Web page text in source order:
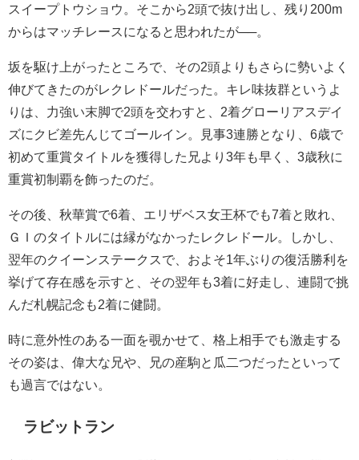
スイープトウショウ。そこから2頭で抜け出し、残り200m
からはマッチレースになると思われたが──。
坂を駆け上がったところで、その2頭よりもさらに勢いよく
伸びてきたのがレクレドールだった。キレ味抜群というよ
りは、力強い末脚で2頭を交わすと、2着グローリアスデイ
ズにクビ差先んじてゴールイン。見事3連勝となり、6歳で
初めて重賞タイトルを獲得した兄より3年も早く、3歳秋に
重賞初制覇を飾ったのだ。
その後、秋華賞で6着、エリザベス女王杯でも7着と敗れ、
ＧＩのタイトルには縁がなかったレクレドール。しかし、
翌年のクイーンステークスで、およそ1年ぶりの復活勝利を
挙げて存在感を示すと、その翌年も3着に好走し、連闘で挑
んだ札幌記念も2着に健闘。
時に意外性のある一面を覗かせて、格上相手でも激走する
その姿は、偉大な兄や、兄の産駒と瓜二つだったといって
も過言ではない。
ラビットラン